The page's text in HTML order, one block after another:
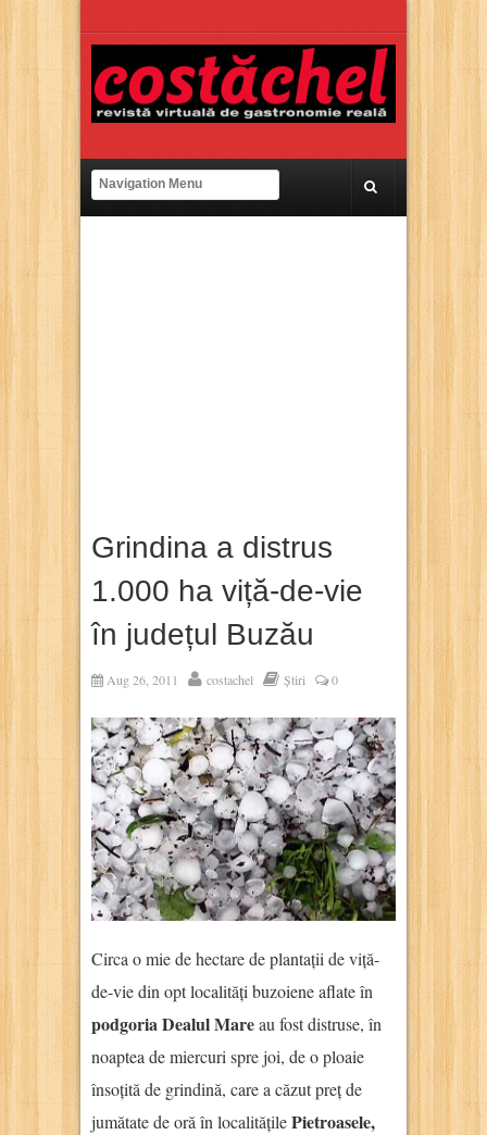
Grindina a distrus
1.000 ha viță-de-vie
în județul Buzău
Aug 26, 2011 costachel Știri 0
Circa o mie de hectare de plantații de viță-
de-vie din opt localități buzoiene aflate în
podgoria Dealul Mareau fost distruse, în
noaptea de miercuri spre joi, de o ploaie
însoțită de grindină, care a căzut preț de
jumătate de oră în localitățilePietroasele,